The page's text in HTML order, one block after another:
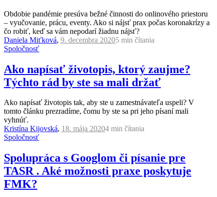
Obdobie pandémie presúva bežné činnosti do onlinového priestoru
– vyučovanie, prácu, eventy. Ako si nájsť prax počas koronakrízy a
čo robiť, keď sa vám nepodarí žiadnu nájsť?
Daniela Miťková, 9. decembra 20205 min čítania
Spoločnosť
Ako napísať životopis, ktorý zaujme?
Týchto rád by ste sa mali držať
Ako napísať životopis tak, aby ste u zamestnávateľa uspeli? V
tomto článku prezradíme, čomu by ste sa pri jeho písaní mali
vyhnúť.
Kristína Kijovská, 18. mája 20204 min čítania
Spoločnosť
Spolupráca s Googlom či písanie pre
TASR . Aké možnosti praxe poskytuje
FMK?